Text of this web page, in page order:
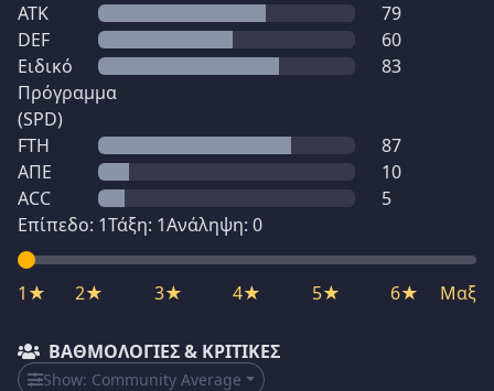
ATK
79
DEF
60
Ειδικό
Πρόγραμμα
(SPD)
83
FTH
87
ΑΠΕ
10
ACC
5
Επίπεδο: 1Τάξη: 1Ανάληψη: 0
1★ 2★ 3★ 4★ 5★ 6★ Μαξ
ΒΑΘΜΟΛΟΓΊΕΣ & ΚΡΙΤΙΚΈΣ
Show: Community Average